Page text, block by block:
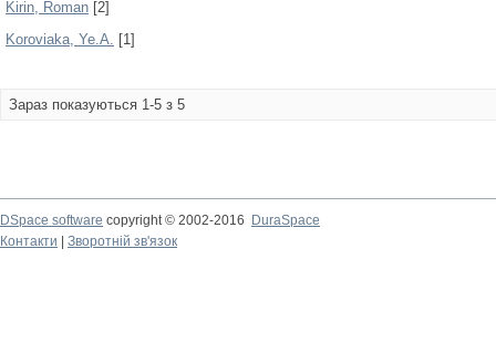
Kirin, Roman [2]
Koroviaka, Ye.A. [1]
Зараз показуються 1-5 з 5
DSpace software copyright © 2002-2016
DuraSpace
Контакти
Зворотній зв'язок